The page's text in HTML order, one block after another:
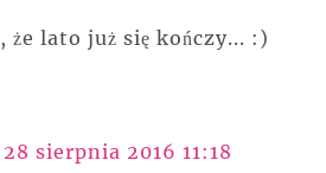
że lato już się kończy... :)
28 sierpnia 2016 11:18